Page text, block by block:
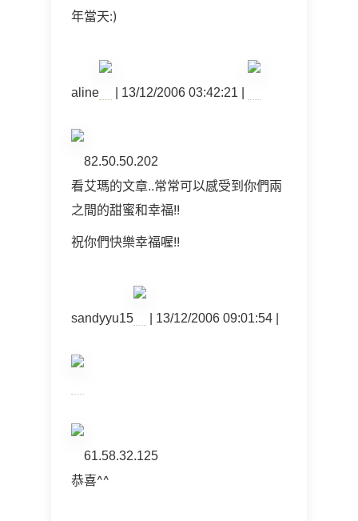
年當天:)
aline | 13/12/2006 03:42:21 |
82.50.50.202
看艾瑪的文章..常常可以感受到你們兩
之間的甜蜜和幸福!!
祝你們快樂幸福喔!!
sandyyu15 | 13/12/2006 09:01:54 |
61.58.32.125
恭喜^^